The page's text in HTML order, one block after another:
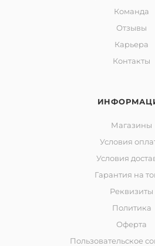
Команда
Отзывы
Карьера
Контакты
Магазины
Условия
Условия
Гарантия на
Реквизиты
Политика
Оферта
Пользовательское